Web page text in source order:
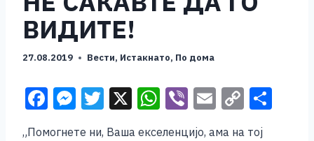
ВИДИТЕ!
27.08.2019 Вести, Истакнато, По дома
F M T
wi
X W Vi
b
E C
„Помогнете ни, Ваша екселенцијо, ама на тој